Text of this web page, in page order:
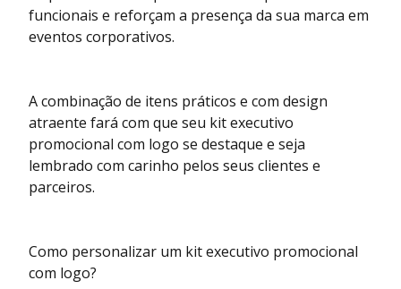
funcionais e reforçam a presença da sua marca em
eventos corporativos.
A combinação de itens práticos e com design
atraente fará com que seu kit executivo
promocional com logo se destaque e seja
lembrado com carinho pelos seus clientes e
parceiros.
Como personalizar um kit executivo promocional
com logo?